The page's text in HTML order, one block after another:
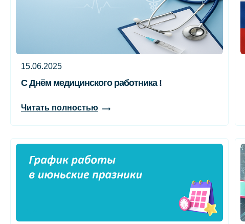
15.06.2025
С Днём медицинского работника !
Читать полностью